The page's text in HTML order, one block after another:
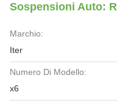
Sospensioni Auto:
Marchio:
Iter
Numero Di Modello:
x6